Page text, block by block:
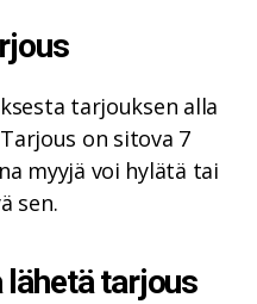
tarjouksen alla
on sitova 7
myyjä voi hylätä tai
sen.
lähetä tarjous